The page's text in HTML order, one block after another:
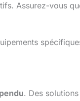
Assurez-vous
. Des